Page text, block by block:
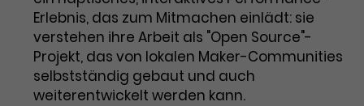
Erlebnis, das zum Mitmachen einlädt: sie
verstehen ihre Arbeit als "Open Source"-
Projekt, das von lokalen Maker-Communities
selbstständig gebaut und auch
weiterentwickelt werden kann.